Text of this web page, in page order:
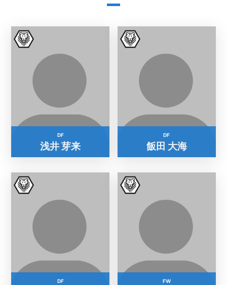
DF
浅井 芽来
DF
飯田 大海
DF FW